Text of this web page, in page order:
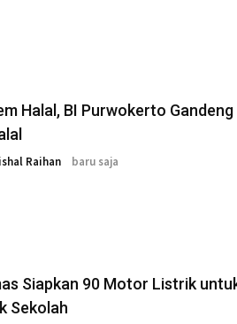
Halal, BI Purwokerto Gandeng
Raihan baru saja
Siapkan 90 Motor Listrik
Sekolah